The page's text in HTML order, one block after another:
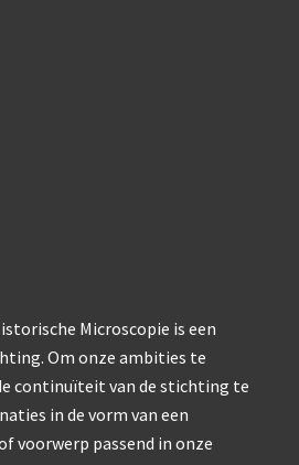
microscope’ (ca. 1857)
limb’ (1860-1880)
(1862-1880)
microscope’ (1867)
(1869-1873)
(1870-1890)
(1870-1880)
(1870-1890)
Microscopie is een
Om onze ambities te
continuïteit van de stichting te
in de vorm van een
voorwerp passend in onze